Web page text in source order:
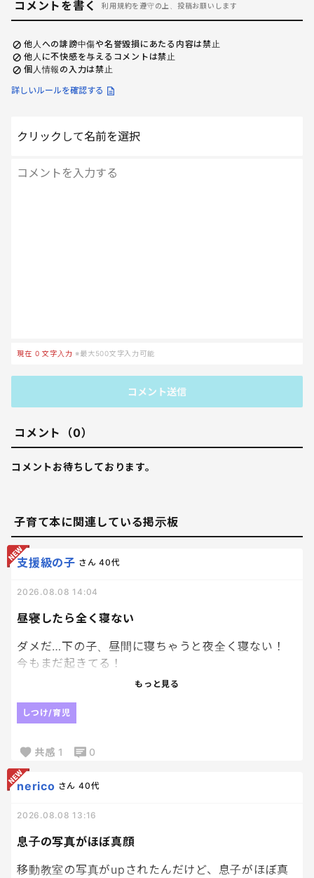
コメントを書く 利用規約を遵守の上、投稿お願いします
他人への誹謗中傷や名誉毀損にあたる内容は禁止
他人に不快感を与えるコメントは禁止
個人情報の入力は禁止
詳しいルールを確認する
クリックして名前を選択
現在 0 文字入力 ※最大500文字入力可能
コメント送信
コメント（0）
コメントお待ちしております。
子育て本に関連している掲示板
昼寝したら全く寝ない
支援級の子 さん 40代
2026.08.08 14:04
ダメだ…下の子、昼間に寝ちゃうと夜全く寝ない！
今もまだ起きてる！
入れるまで走り続けないと。。
もっと見る
しつけ/育児
共感 1 0
息子の写真がほぼ真顔
nerico さん 40代
2026.08.08 13:16
移動教室の写真がupされたんだけど、息子がほぼ真